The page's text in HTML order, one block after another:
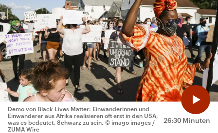
26:30 Minuten
Demo von Black Lives Matter: Einwanderinnen und
Einwanderer aus Afrika realisieren oft erst in den USA,
was es bedeutet, Schwarz zu sein. © imago images /
ZUMA Wire